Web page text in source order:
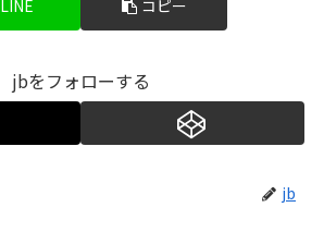
LINE コピー
jbをフォローする
jb